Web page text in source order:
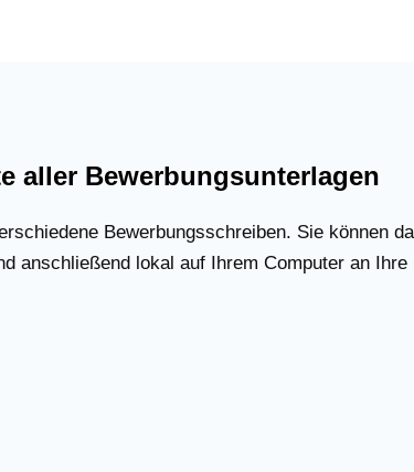
aller Bewerbungsunterlagen
Bewerbungsschreiben. Sie können
anschließend lokal auf Ihrem Computer an